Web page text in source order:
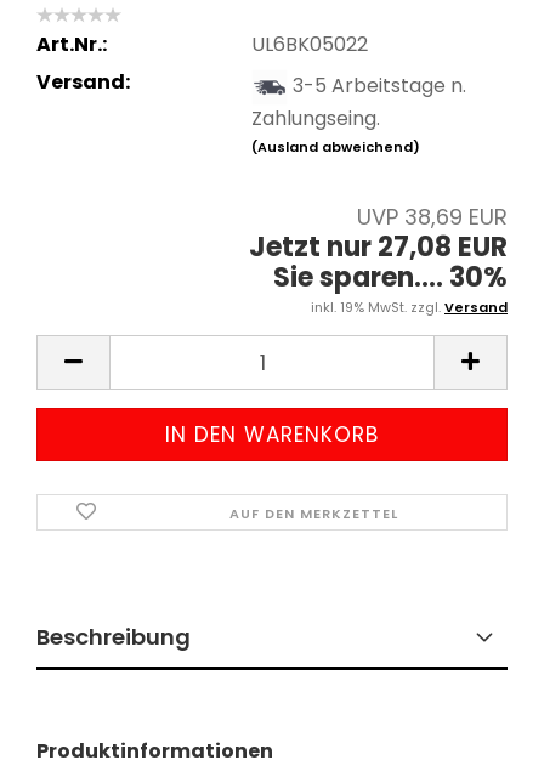
Art.Nr.:
UL6BK05022
Versand:
3-5 Arbeitstage n.
Zahlungseing.
(Ausland abweichend)
UVP 38,69 EUR
Jetzt nur 27,08 EUR
Sie sparen.... 30%
inkl. 19% MwSt. zzgl.Versand
AUF DEN MERKZETTEL
Beschreibung
Produktinformationen